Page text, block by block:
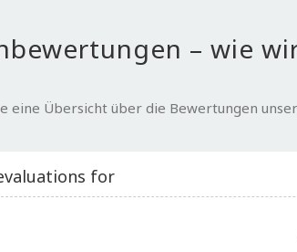
– wie
eine Übersicht über die Bewertungen
for